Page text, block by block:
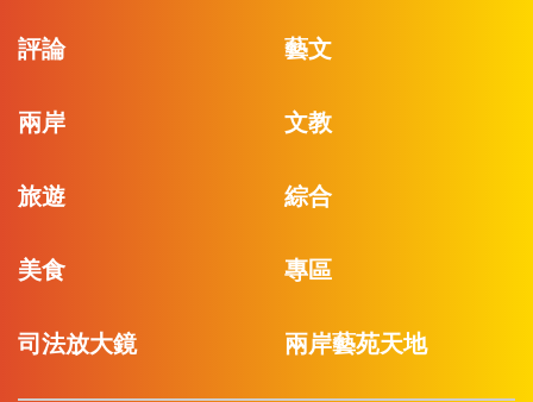
評論 藝文
兩岸 文教
旅遊 綜合
美食 專區
司法放大鏡 兩岸藝苑天地